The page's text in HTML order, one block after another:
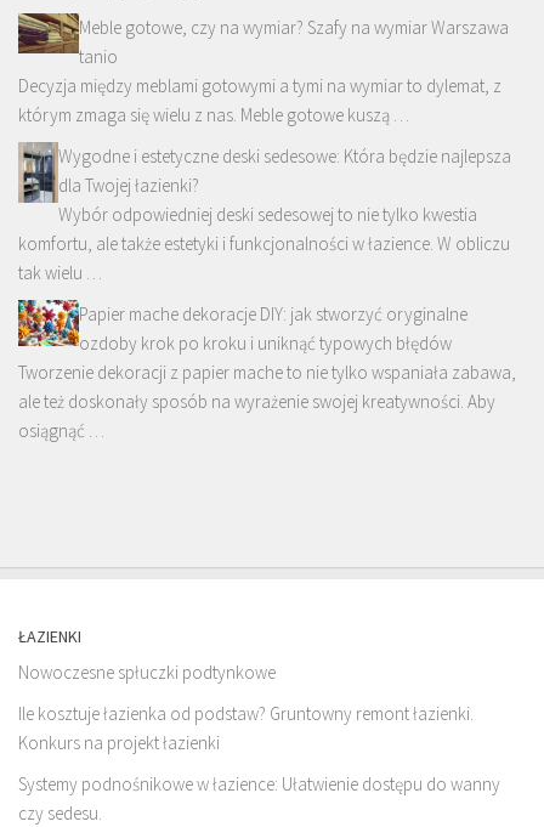
Meble gotowe, czy na wymiar? Szafy na wymiar Warszawa
tanio
Decyzja między meblami gotowymi a tymi na wymiar to dylemat, z
którym zmaga się wielu z nas. Meble gotowe kuszą …
Wygodne i estetyczne deski sedesowe: Która będzie najlepsza
dla Twojej łazienki?
Wybór odpowiedniej deski sedesowej to nie tylko kwestia
komfortu, ale także estetyki i funkcjonalności w łazience. W obliczu
tak wielu …
Papier mache dekoracje DIY: jak stworzyć oryginalne
ozdoby krok po kroku i uniknąć typowych błędów
Tworzenie dekoracji z papier mache to nie tylko wspaniała zabawa,
ale też doskonały sposób na wyrażenie swojej kreatywności. Aby
osiągnąć …
ŁAZIENKI
Nowoczesne spłuczki podtynkowe
Ile kosztuje łazienka od podstaw? Gruntowny remont łazienki.
Konkurs na projekt łazienki
Systemy podnośnikowe w łazience: Ułatwienie dostępu do wanny
czy sedesu.